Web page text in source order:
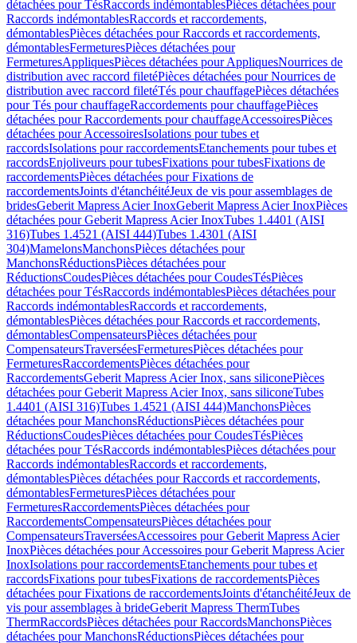
détachées pour TésRaccords indémontablesPièces détachées pour
Raccords indémontablesRaccords et raccordements,
démontablesPièces détachées pour Raccords et raccordements,
démontablesFermeturesPièces détachées pour
FermeturesAppliquesPièces détachées pour AppliquesNourrices de
distribution avec raccord filetéPièces détachées pour Nourrices de
distribution avec raccord filetéTés pour chauffagePièces détachées
pour Tés pour chauffageRaccordements pour chauffagePièces
détachées pour Raccordements pour chauffageAccessoiresPièces
détachées pour AccessoiresIsolations pour tubes et
raccordsIsolations pour raccordementsEtanchements pour tubes et
raccordsEnjoliveurs pour tubesFixations pour tubesFixations de
raccordementsPièces détachées pour Fixations de
raccordementsJoints d'étanchéitéJeux de vis pour assemblages de
bridesGeberit Mapress Acier InoxGeberit Mapress Acier InoxPièces
détachées pour Geberit Mapress Acier InoxTubes 1.4401 (AISI
316)Tubes 1.4521 (AISI 444)Tubes 1.4301 (AISI
304)MamelonsManchonsPièces détachées pour
ManchonsRéductionsPièces détachées pour
RéductionsCoudesPièces détachées pour CoudesTésPièces
détachées pour TésRaccords indémontablesPièces détachées pour
Raccords indémontablesRaccords et raccordements,
démontablesPièces détachées pour Raccords et raccordements,
démontablesCompensateursPièces détachées pour
CompensateursTraverséesFermeturesPièces détachées pour
FermeturesRaccordementsPièces détachées pour
RaccordementsGeberit Mapress Acier Inox, sans siliconePièces
détachées pour Geberit Mapress Acier Inox, sans siliconeTubes
1.4401 (AISI 316)Tubes 1.4521 (AISI 444)ManchonsPièces
détachées pour ManchonsRéductionsPièces détachées pour
RéductionsCoudesPièces détachées pour CoudesTésPièces
détachées pour TésRaccords indémontablesPièces détachées pour
Raccords indémontablesRaccords et raccordements,
démontablesPièces détachées pour Raccords et raccordements,
démontablesFermeturesPièces détachées pour
FermeturesRaccordementsPièces détachées pour
RaccordementsCompensateursPièces détachées pour
CompensateursTraverséesAccessoires pour Geberit Mapress Acier
InoxPièces détachées pour Accessoires pour Geberit Mapress Acier
InoxIsolations pour raccordementsEtanchements pour tubes et
raccordsFixations pour tubesFixations de raccordementsPièces
détachées pour Fixations de raccordementsJoints d'étanchéitéJeux de
vis pour assemblages à brideGeberit Mapress ThermTubes
ThermRaccordsPièces détachées pour RaccordsManchonsPièces
détachées pour ManchonsRéductionsPièces détachées pour